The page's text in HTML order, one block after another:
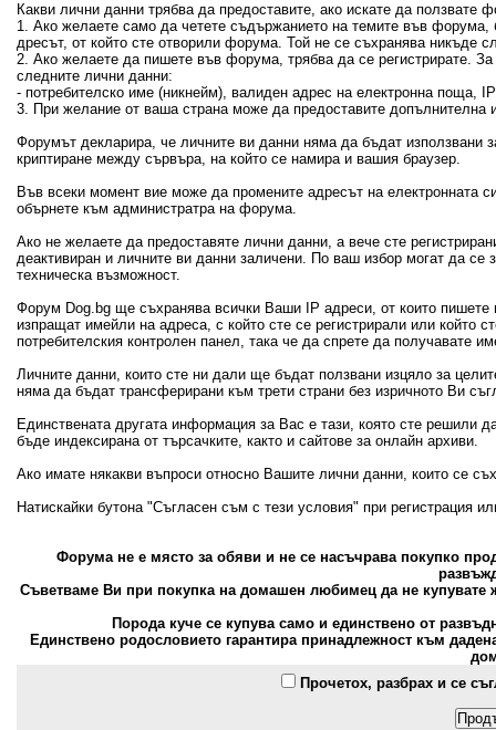
Какви лични данни трябва да предоставите, ако искате да ползвате
1. Ако желаете само да четете съдържанието на темите във
дресът, от който сте отворили форума. Той не се съхранява никъде
2. Ако желаете да пишете във форума, трябва да се регистрирате.
следните лични данни:
- потребителско име (никнейм), валиден адрес на електронна
3. При желание от ваша страна може да предоставите
Форумът декларира, че личните ви данни няма да бъдат използвани
криптиране между сървъра, на който се намира и вашия браузер.
Във всеки момент вие може да промените адресът на електронната
обърнете към администратра на форума.
Ако не желаете да предоставяте лични данни, а вече сте
деактивиран и личните ви данни заличени. По ваш избор могат да
техническа възможност.
Форум Dog.bg ще съхранява всички Ваши IP адреси, от които
изпращат имейли на адреса, с който сте се регистрирали или който
потребителския контролен панел, така че да спрете да получавате
Личните данни, които сте ни дали ще бъдат ползвани изцяло за
няма да бъдат трансферирани към трети страни без изричното Ви
Единствената другата информация за Вас е тази, която сте решили
бъде индексирана от търсачките, както и сайтове за онлайн архиви.
Ако имате някакви въпроси относно Вашите лични данни, които се
Натискайки бутона "Съгласен съм с тези условия" при
Форума не е място за обяви и не се насъчрава покупко
Съветваме Ви при покупка на домашен любимец да не купувате
Порода куче се купува само и единствено от
Единствено родословието гарантира принадлежност към
Прочетох, разбрах и се